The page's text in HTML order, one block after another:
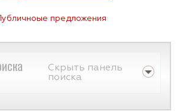
Публичноые предложения
Скрыть панель
поиска